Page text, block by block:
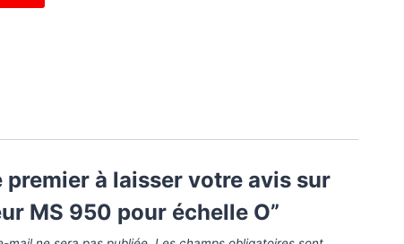
premier à laisser votre avis sur
MS 950 pour échelle O”